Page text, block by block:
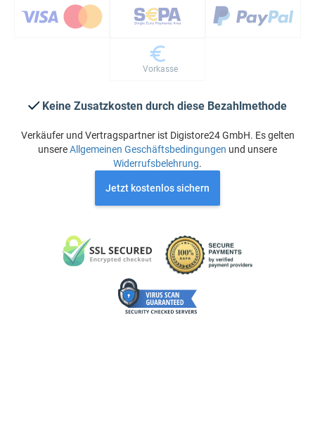
Vorkasse
Keine Zusatzkosten durch diese Bezahlmethode
Verkäufer und Vertragspartner ist Digistore24 GmbH. Es gelten
unsereAllgemeinen Geschäftsbedingungen und unsere
Widerrufsbelehrung.
Jetzt kostenlos sichern